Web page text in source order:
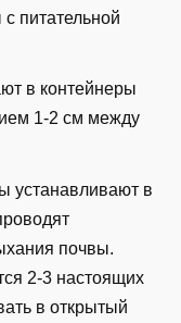
питательной
в контейнеры
1-2 см между
устанавливают в
почвы.
2-3 настоящих
в открытый